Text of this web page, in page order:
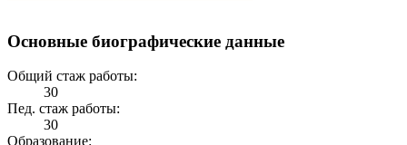
Основные биографические данные
Общий стаж работы:
30
Пед. стаж работы:
30
Образование: